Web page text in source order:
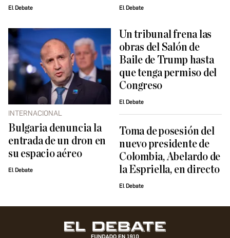
El Debate El Debate
INTERNACIONAL
Bulgaria denuncia la
entrada de un dron en
su espacio aéreo
El Debate
Un tribunal frena las
obras del Salón de
Baile de Trump hasta
que tenga permiso del
Congreso
El Debate
Toma de posesión del
nuevo presidente de
Colombia, Abelardo de
la Espriella, en directo
El Debate